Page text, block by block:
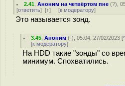
2.41 ,Аноним на четвёртом пне (?),
[ответить] [↑] [к модератору]
Это называется зонд.
3.45 ,Аноним (-), 05:04, 27/02/2023 [
[к модератору]
На HDD такие "зонды" со
минимум. Спохватились.